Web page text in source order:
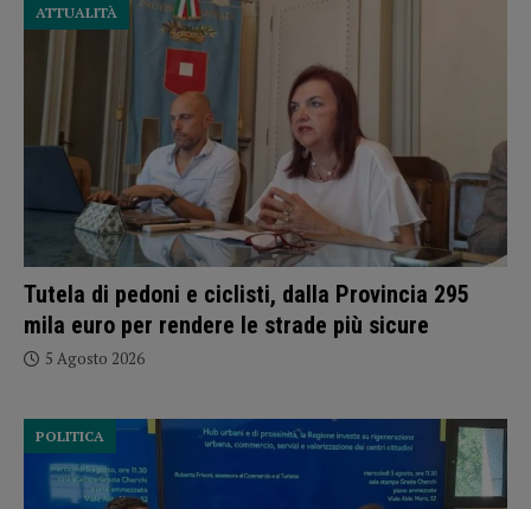
Tutela di pedoni e ciclisti, dalla Provincia 295
mila euro per rendere le strade più sicure
ATTUALITÀ
5 Agosto 2026
POLITICA